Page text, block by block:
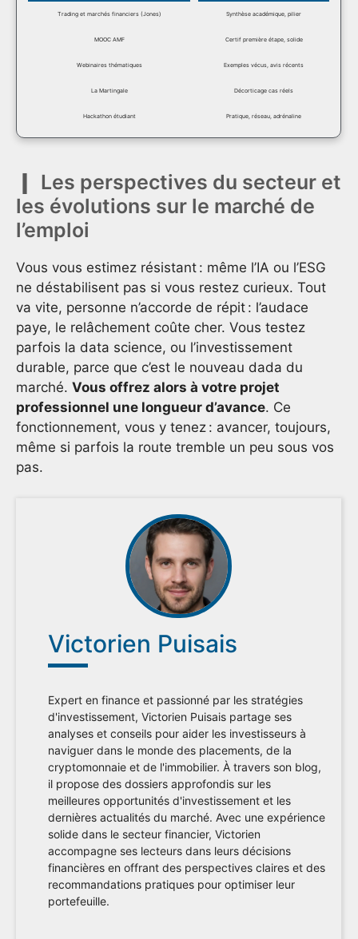
Trading et marchés financiers (Jones) Synthèse académique, pilier
MOOC AMF Certif première étape, solide
Webinaires thématiques Exemples vécus, avis récents
La Martingale Décorticage cas réels
Hackathon étudiant Pratique, réseau, adrénaline
Les perspectives du secteur et
les évolutions sur le marché de
l’emploi
Vous vous estimez résistant : même l’IA ou l’ESG
ne déstabilisent pas si vous restez curieux. Tout
va vite, personne n’accorde de répit : l’audace
paye, le relâchement coûte cher. Vous testez
parfois la data science, ou l’investissement
durable, parce que c’est le nouveau dada du
marché. Vous offrez alors à votre projet
professionnel une longueur d’avance. Ce
fonctionnement, vous y tenez : avancer, toujours,
même si parfois la route tremble un peu sous vos
pas.
Victorien Puisais
Expert en finance et passionné par les stratégies
d'investissement, Victorien Puisais partage ses
analyses et conseils pour aider les investisseurs à
naviguer dans le monde des placements, de la
cryptomonnaie et de l'immobilier. À travers son blog,
il propose des dossiers approfondis sur les
meilleures opportunités d'investissement et les
dernières actualités du marché. Avec une expérience
solide dans le secteur financier, Victorien
accompagne ses lecteurs dans leurs décisions
financières en offrant des perspectives claires et des
recommandations pratiques pour optimiser leur
portefeuille.